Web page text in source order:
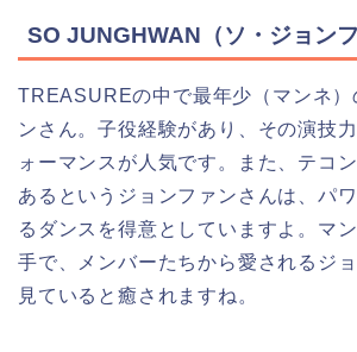
SO JUNGHWAN（ソ・ジョンフ
TREASUREの中で最年少（マンネ）
ンさん。子役経験があり、その演技
ォーマンスが人気です。また、テコ
あるというジョンファンさんは、パ
るダンスを得意としていますよ。マ
手で、メンバーたちから愛されるジ
見ていると癒されますね。